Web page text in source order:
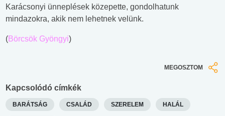
Karácsonyi ünneplések közepette, gondolhatunk
mindazokra, akik nem lehetnek velünk.
(Börcsök Gyöngyi)
MEGOSZTOM
Kapcsolódó címkék
BARÁTSÁG CSALÁD SZERELEM HALÁL